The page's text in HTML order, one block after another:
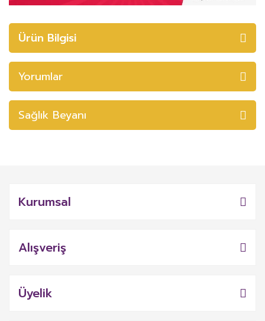
Ürün Bilgisi
Yorumlar
Sağlık Beyanı
Kurumsal
Alışveriş
Üyelik